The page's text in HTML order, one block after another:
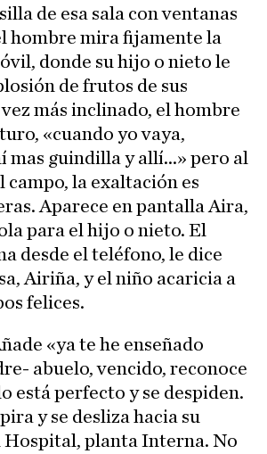
de esa sala con ventanas
hombre mira fijamente la
donde su hijo o nieto le
de frutos de sus
más inclinado, el hombre
«cuando yo vaya,
mas guindilla y allí...» pero al
campo, la exaltación es
Aparece en pantalla Aira,
para el hijo o nieto. El
desde el teléfono, le dice
Airiña, y el niño acaricia a
felices.
«ya te he enseñado
abuelo, vencido, reconoce
está perfecto y se despiden.
y se desliza hacia su
planta Interna. No